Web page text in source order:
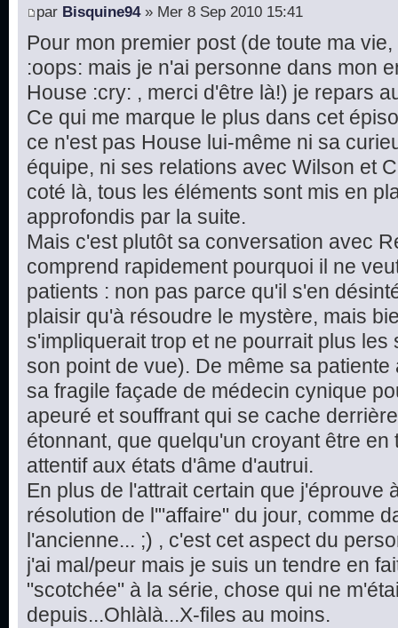
par Bisquine94» Mer 8 Sep 2010 15:41
Pour mon premier post (de toute ma
:oops: mais je n'ai personne dans mon
House :cry: , merci d'être là!) je repars
Ce qui me marque le plus dans cet
ce n'est pas House lui-même ni sa
équipe, ni ses relations avec Wilson et
coté là, tous les éléments sont mis en
approfondis par la suite.
Mais c'est plutôt sa conversation avec
comprend rapidement pourquoi il ne
patients : non pas parce qu'il s'en
plaisir qu'à résoudre le mystère, mais
s'impliquerait trop et ne pourrait plus
son point de vue). De même sa
sa fragile façade de médecin cynique
apeuré et souffrant qui se cache
étonnant, que quelqu'un croyant être
attentif aux états d'âme d'autrui.
En plus de l'attrait certain que j'éprouve
résolution de l'"affaire" du jour, comme
l'ancienne... ;) , c'est cet aspect du
j'ai mal/peur mais je suis un tendre en
"scotchée" à la série, chose qui ne
depuis...Ohlàlà...X-files au moins.